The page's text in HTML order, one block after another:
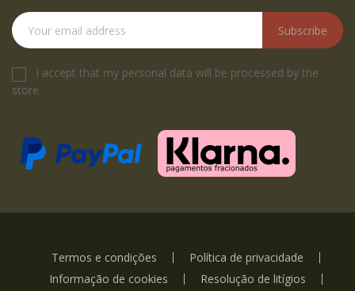
Subscribe
I accept that my personal data will be processed by the
store.
Termos e condições
Política de privacidade
Informação de cookies
Resolução de litígios